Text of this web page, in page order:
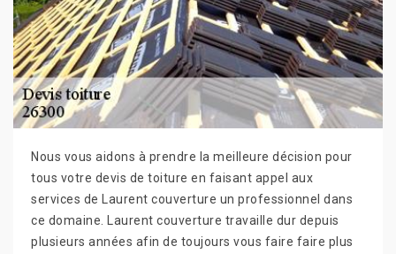
Nous vous aidons à prendre la meilleure décision pour
tous votre devis de toiture en faisant appel aux
services de Laurent couverture un professionnel dans
ce domaine. Laurent couverture travaille dur depuis
plusieurs années afin de toujours vous faire faire plus